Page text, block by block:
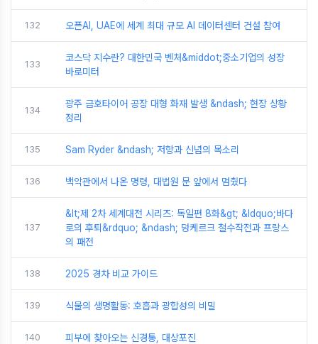
132 오픈AI, UAE에 세계 최대 규모 AI 데이터센터 건설 참여
133
코스닥 지수란? 대한민국 벤처&middot;중소기업의 성장
바로미터
134
광주 금호타이어 공장 대형 화재 발생 &ndash; 현장 상황
정리
135 Sam Ryder &ndash; 저항과 신념의 목소리
136 백악관에서 나온 명령, 대법원 문 앞에서 멈췄다
137
&lt;제 2차 세계대전 시리즈: 독일편 8화&gt; &ldquo;바다
로의 후퇴&rdquo; &ndash; 덩케르크 철수작전과 프랑스
의 패전
138 2025 경차 비교 가이드
139 식물의 생명활동: 호흡과 광합성의 비밀
140 피부에 찾아오는 신경통, 대상포진